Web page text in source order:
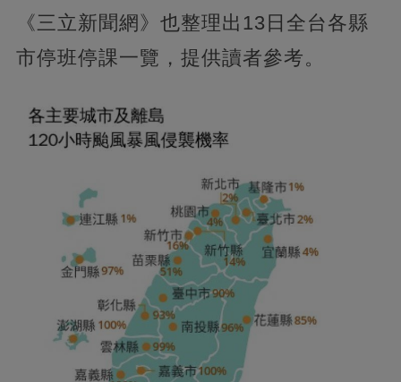
《三立新聞網》也整理出13日全台各縣
市停班停課一覽，提供讀者參考。